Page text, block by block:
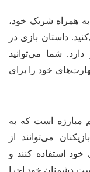
شریک خود،
داستان بازی در
شما می‌توانید
خود را برای
است که به
می‌توانند از
کنند و